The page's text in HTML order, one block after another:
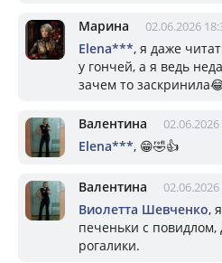
Марина 02.06.2026
Elena***, я даже
у гончей, а я ведь
зачем то
Валентина
Elena***, 😁🤣👍
Валентина
Виолетта Шевченко,
печеньки с повидлом,
рогалики.